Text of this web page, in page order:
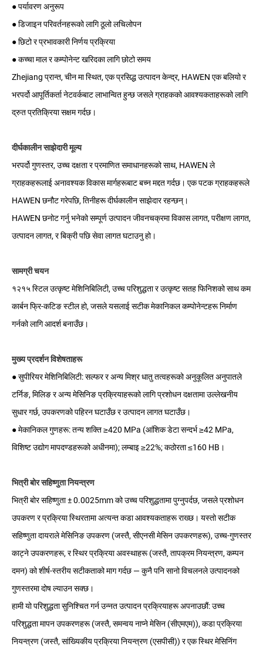
● पर्यावरण अनुरूप
● डिजाइन परिवर्तनहरूको लागि ठूलो लचिलोपन
● छिटो र प्रभावकारी निर्णय प्रक्रिया
● कच्चा माल र कम्पोनेन्ट खरिदका लागि छोटो समय
Zhejiang प्रान्त, चीन मा स्थित, एक प्रसिद्ध उत्पादन केन्द्र, HAWEN एक बलियो र
भरपर्दो आपूर्तिकर्ता नेटवर्कबाट लाभान्वित हुन्छ जसले ग्राहकको आवश्यकताहरूको लागि
द्रुत प्रतिक्रिया सक्षम गर्दछ।
दीर्घकालीन साझेदारी मूल्य
भरपर्दो गुणस्तर, उच्च दक्षता र प्रमाणित समाधानहरूको साथ, HAWEN ले
ग्राहकहरूलाई अनावश्यक विकास मार्गहरूबाट बच्न मद्दत गर्दछ। एक पटक ग्राहकहरूले
HAWEN छनौट गरेपछि, तिनीहरू दीर्घकालीन साझेदार रहन्छन्।
HAWEN छनोट गर्नु भनेको सम्पूर्ण उत्पादन जीवनचक्रमा विकास लागत, परीक्षण लागत,
उत्पादन लागत, र बिक्री पछि सेवा लागत घटाउनु हो।
सामग्री चयन
१२१५ स्टिल उत्कृष्ट मेशिनिबिलिटी, उच्च परिशुद्धता र उत्कृष्ट सतह फिनिशको साथ कम
कार्बन फ्रि-कटिङ स्टील हो, जसले यसलाई सटीक मेकानिकल कम्पोनेन्टहरू निर्माण
गर्नको लागि आदर्श बनाउँछ।
मुख्य प्रदर्शन विशेषताहरू
● सुपीरियर मेशिनिबिलिटी: सल्फर र अन्य मिश्र धातु तत्वहरूको अनुकूलित अनुपातले
टर्निङ, मिलिङ र अन्य मेसिनिङ प्रक्रियाहरूको लागि प्रशोधन दक्षतामा उल्लेखनीय
सुधार गर्छ, उपकरणको पहिरन घटाउँछ र उत्पादन लागत घटाउँछ।
● मेकानिकल गुणहरू: तन्य शक्ति ≥420 MPa (आंशिक डेटा सन्दर्भ ≥42 MPa,
विशिष्ट उद्योग मापदण्डहरूको अधीनमा); लम्बाइ ≥22%; कठोरता ≤160 HB।
भित्री बोर सहिष्णुता नियन्त्रण
भित्री बोर सहिष्णुता ± 0.0025mm को उच्च परिशुद्धतामा पुग्नुपर्दछ, जसले प्रशोधन
उपकरण र प्रक्रिया स्थिरतामा अत्यन्त कडा आवश्यकताहरू राख्छ। यस्तो सटीक
सहिष्णुता दायराले मेसिनिङ उपकरण (जस्तै, सीएनसी मेसिन उपकरणहरू), उच्च-गुणस्तर
काट्ने उपकरणहरू, र स्थिर प्रक्रिया अवस्थाहरू (जस्तै, तापक्रम नियन्त्रण, कम्पन
दमन) को शीर्ष-स्तरीय सटीकताको माग गर्दछ — कुनै पनि सानो विचलनले उत्पादनको
गुणस्तरमा दोष ल्याउन सक्छ।
हामी यो परिशुद्धता सुनिश्चित गर्न उन्नत उत्पादन प्रक्रियाहरू अपनाउछौं: उच्च
परिशुद्धता मापन उपकरणहरू (जस्तै, समन्वय नाप्ने मेसिन (सीएमएम)), कडा प्रक्रिया
नियन्त्रण (जस्तै, सांख्यिकीय प्रक्रिया नियन्त्रण (एसपीसी)) र एक स्थिर मेसिनिंग